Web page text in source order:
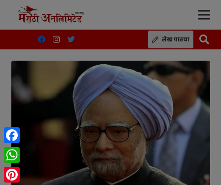
लेख पाठवा
Facebook
WhatsApp